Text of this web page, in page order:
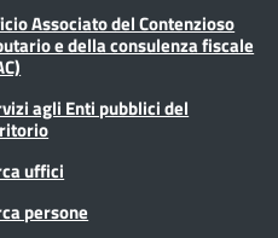
Associato del Contenzioso
e della consulenza fiscale
agli Enti pubblici del
uffici
persone